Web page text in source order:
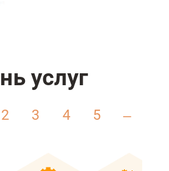
услуг
2 3 4 5 –